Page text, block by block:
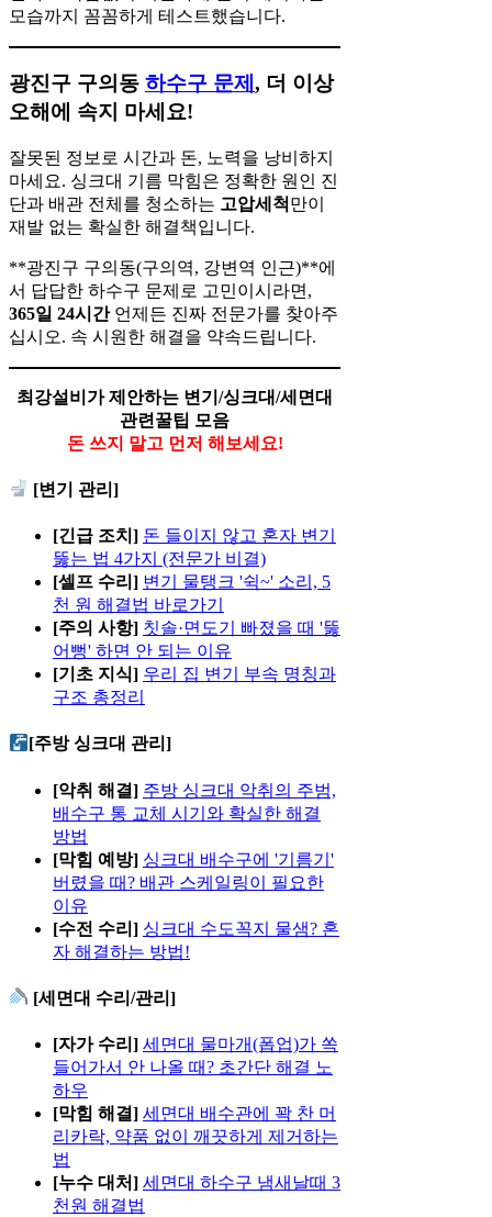
모습까지 꼼꼼하게 테스트했습니다.
광진구 구의동 하수구 문제 , 더 이상
오해에 속지 마세요!
잘못된 정보로 시간과 돈, 노력을 낭비하지
마세요. 싱크대 기름 막힘은 정확한 원인 진
단과 배관 전체를 청소하는 고압세척 만이
재발 없는 확실한 해결책입니다.
**광진구 구의동(구의역, 강변역 인근)**에
서 답답한 하수구 문제로 고민이시라면,
365일 24시간언제든 진짜 전문가를 찾아주
십시오. 속 시원한 해결을 약속드립니다.
최강설비가 제안하는 변기/싱크대/세면대
관련꿀팁 모음
돈 쓰지 말고 먼저 해보세요!
[변기 관리]
[긴급 조치] 돈 들이지 않고 혼자 변기
뚫는 법 4가지 (전문가 비결)
[셀프 수리] 변기 물탱크 '쉭~' 소리, 5
천 원 해결법 바로가기
[주의 사항] 칫솔·면도기 빠졌을 때 '뚫
어뻥' 하면 안 되는 이유
[기초 지식] 우리 집 변기 부속 명칭과
구조 총정리
[주방 싱크대 관리]
[악취 해결] 주방 싱크대 악취의 주범,
배수구 통 교체 시기와 확실한 해결
방법
[막힘 예방] 싱크대 배수구에 '기름기'
버렸을 때? 배관 스케일링이 필요한
이유
[수전 수리] 싱크대 수도꼭지 물샘? 혼
자 해결하는 방법!
[세면대 수리/관리]
[자가 수리] 세면대 물마개(폽업)가 쏙
들어가서 안 나올 때? 초간단 해결 노
하우
[막힘 해결] 세면대 배수관에 꽉 찬 머
리카락, 약품 없이 깨끗하게 제거하는
법
[누수 대처] 세면대 하수구 냄새날때 3
천원 해결법